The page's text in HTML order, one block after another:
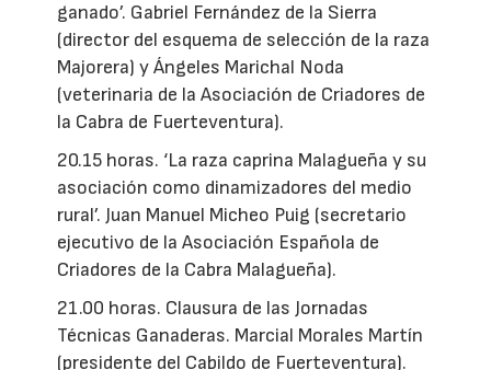
ganado’. Gabriel Fernández de la Sierra
(director del esquema de selección de la raza
Majorera) y Ángeles Marichal Noda
(veterinaria de la Asociación de Criadores de
la Cabra de Fuerteventura).
20.15 horas. ‘La raza caprina Malagueña y su
asociación como dinamizadores del medio
rural’. Juan Manuel Micheo Puig (secretario
ejecutivo de la Asociación Española de
Criadores de la Cabra Malagueña).
21.00 horas. Clausura de las Jornadas
Técnicas Ganaderas. Marcial Morales Martín
(presidente del Cabildo de Fuerteventura).